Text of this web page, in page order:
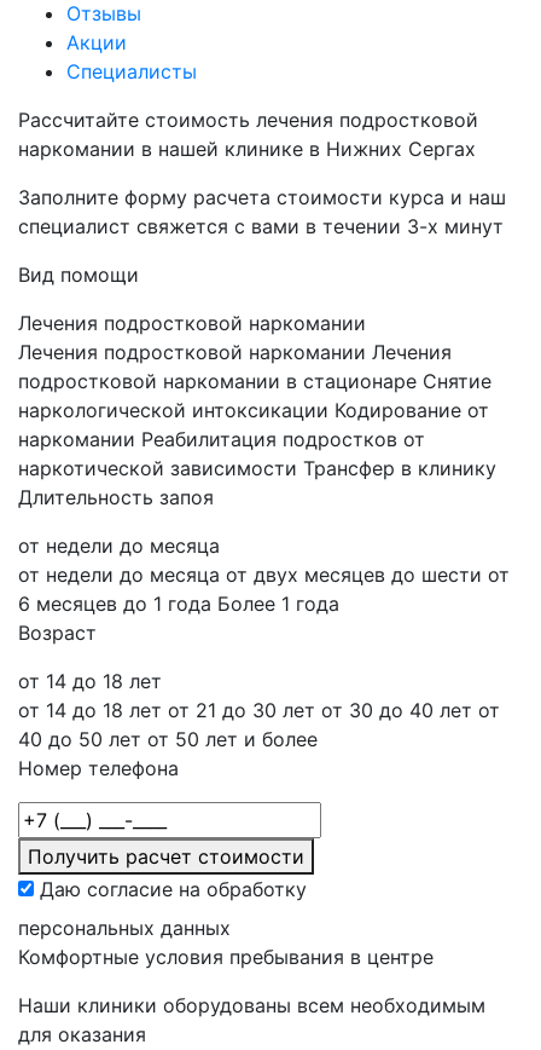
Отзывы
Акции
Специалисты
Рассчитайте стоимость лечения подростковой
наркомании в нашей клинике в Нижних Сергах
Заполните форму расчета стоимости курса и наш
специалист свяжется с вами в течении 3-х минут
Вид помощи
Лечения подростковой наркомании
Лечения подростковой наркомании Лечения
подростковой наркомании в стационаре Снятие
наркологической интоксикации Кодирование от
наркомании Реабилитация подростков от
наркотической зависимости Трансфер в клинику
Длительность запоя
от недели до месяца
от недели до месяца от двух месяцев до шести от
6 месяцев до 1 года Более 1 года
Возраст
от 14 до 18 лет
от 14 до 18 лет от 21 до 30 лет от 30 до 40 лет от
40 до 50 лет от 50 лет и более
Номер телефона
Получить расчет стоимости
Даю согласие на обработку
персональных данных
Комфортные условия пребывания в центре
Наши клиники оборудованы всем необходимым
для оказания